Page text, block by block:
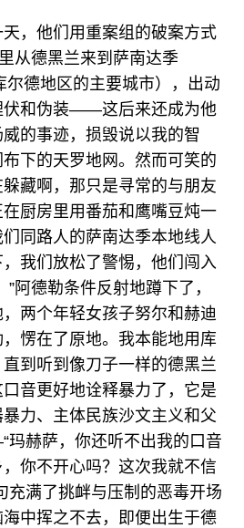
，他们用重案组的破案方式
从德黑兰来到萨南达季
尔德地区的主要城市），出动
伏和伪装——这后来还成为他
的事迹，损毁说以我的智
下的天罗地网。然而可笑的
藏啊，那只是寻常的与朋友
厨房里用番茄和鹰嘴豆炖一
同路人的萨南达季本地线人
我们放松了警惕，他们闯入
阿德勒条件反射地蹲下了，
两个年轻女孩子努尔和赫迪
愣在了原地。我本能地用库
到听到像刀子一样的德黑兰
音更好地诠释暴力了，它是
力、主体民族沙文主义和父
赫萨，你还听不出我的口音
你不开心吗？这次我就不信
充满了挑衅与压制的恶毒开场
中挥之不去，即便出生于德